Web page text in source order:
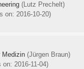
(Lutz Prechelt)
on: 2016-10-20)
Medizin (Jürgen Braun)
2016-11-04)